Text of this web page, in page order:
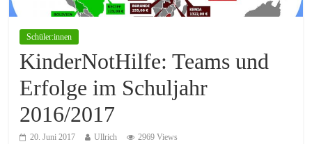
Schüler:innen
KinderNotHilfe: Teams und
Erfolge im Schuljahr
2016/2017
20. Juni 2017 Ullrich 2969 Views